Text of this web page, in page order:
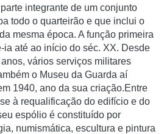
integrante de um conjunto
todo o quarteirão e que inclui o
mesma época. A função primeira
até ao início do séc. XX. Desde
vários serviços militares
o Museu da Guarda aí
1940, ano da sua criação.Entre
à requalificação do edifício e do
espólio é constituído por
numismática, escultura e pintura